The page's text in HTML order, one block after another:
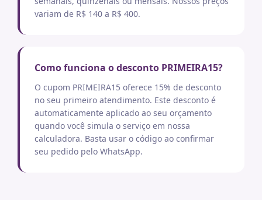
variam de R$ 140 a R$ 400.
Como funciona o desconto PRIMEIRA15?
O cupom PRIMEIRA15 oferece 15% de desconto
no seu primeiro atendimento. Este desconto é
automaticamente aplicado ao seu orçamento
quando você simula o serviço em nossa
calculadora. Basta usar o código ao confirmar
seu pedido pelo WhatsApp.